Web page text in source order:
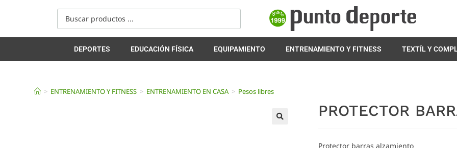
DEPORTES EDUCACIÓN FÍSICA EQUIPAMIENTO ENTRENAMIENTO Y FITNESS TEXTÍL Y
> ENTRENAMIENTO Y FITNESS > ENTRENAMIENTO EN CASA > Pesos libres
PROTECTOR
Protector barras alzamiento